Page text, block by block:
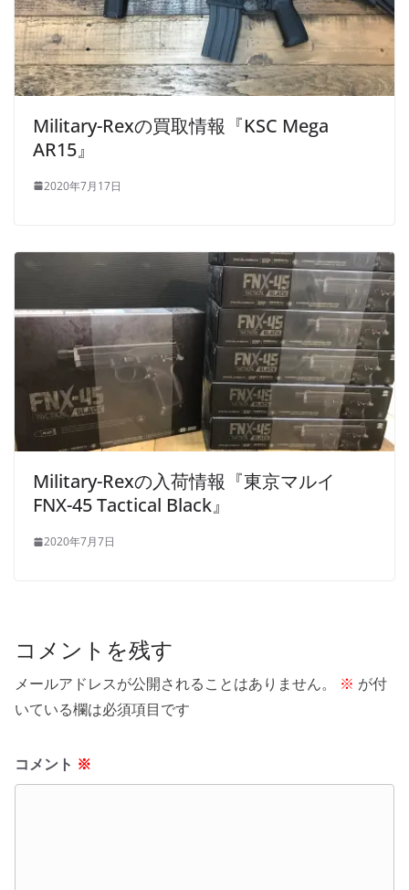
Military-Rexの買取情報『KSC Mega
AR15』
2020年7月17日
Military-Rexの入荷情報『東京マルイ
FNX-45 Tactical Black』
2020年7月7日
コメントを残す
メールアドレスが公開されることはありません。 ※ が付
いている欄は必須項目です
コメント ※